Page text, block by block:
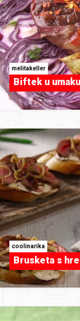
melitakeller
Biftek u
coolinarika
Brusketa s